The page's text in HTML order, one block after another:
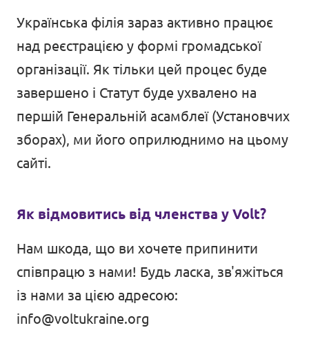
Українська філія зараз активно працює
над реєстрацією у формі громадської
організації. Як тільки цей процес буде
завершено і Статут буде ухвалено на
першій Генеральній асамблеї (Установчих
зборах), ми його оприлюднимо на цьому
сайті.
Як відмовитись від членства у Volt?
Нам шкода, що ви хочете припинити
співпрацю з нами! Будь ласка, зв'яжіться
із нами за цією адресою:
info@voltukraine.org